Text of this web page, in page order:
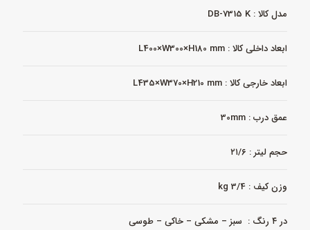
مدل کالا : DB-7315 K
ابعاد داخلی کالا : L400×W300×H180 mm
ابعاد خارجی کالا : L435×W370×H210 mm
عمق درب : 30mm
حجم لیتر : ۲۱/۶
وزن کیف : 3/4 kg
در ۴ رنگ : سبز – مشکی – خاکی – طوسی
آب
مدل
K
کیس
مقاوم
باکس